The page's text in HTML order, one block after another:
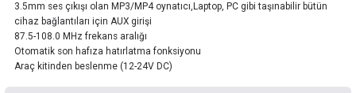
3.5mm ses çıkışı olan MP3/MP4 oynatıcı,Laptop, PC gibi taşınabilir bütün
cihaz bağlantıları için AUX girişi
87.5-108.0 MHz frekans aralığı
Otomatik son hafıza hatırlatma fonksiyonu
Araç kitinden beslenme (12-24V DC)